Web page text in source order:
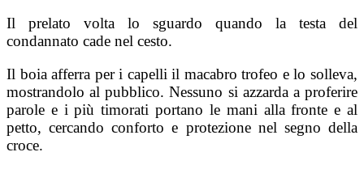
Il prelato volta lo sguardo quando la testa del
condannato cade nel cesto.
Il boia afferra per i capelli il macabro trofeo e lo solleva,
mostrandolo al pubblico. Nessuno si azzarda a proferire
parole e i più timorati portano le mani alla fronte e al
petto, cercando conforto e protezione nel segno della
croce.